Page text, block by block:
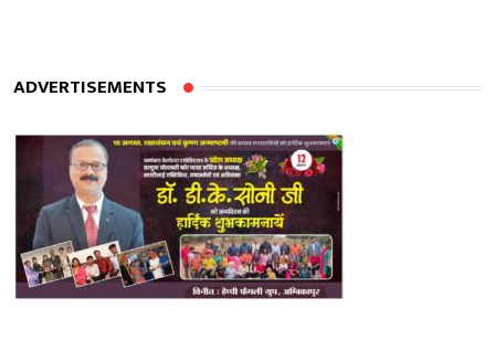
ADVERTISEMENTS